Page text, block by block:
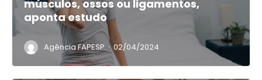
músculos, ossos ou ligamentos,
aponta estudo
Agência FAPESP · 02/04/2024